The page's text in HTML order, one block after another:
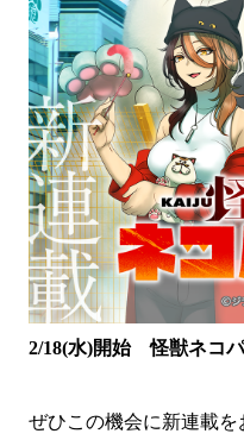
2/18(水)開始 怪獣ネコ
ぜひこの機会に新連載を